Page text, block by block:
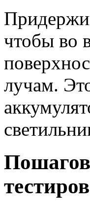
чтобы во
лучам.